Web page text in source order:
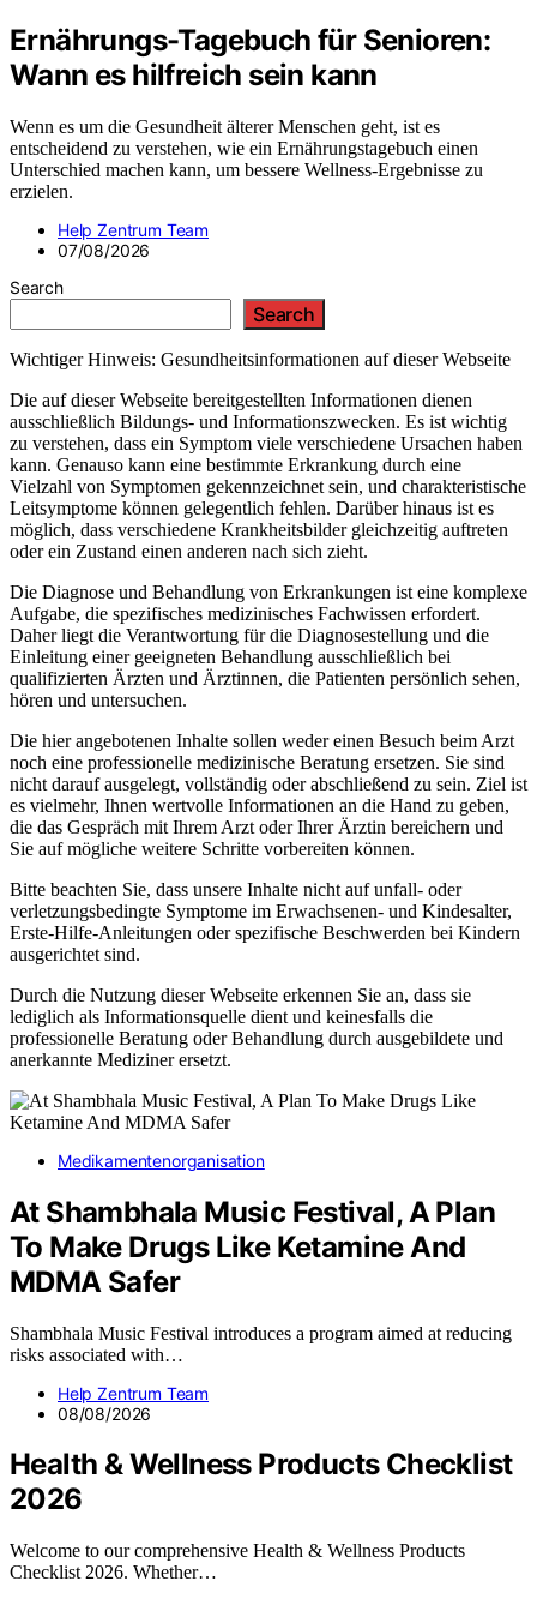
Ernährungs-Tagebuch für Senioren:
Wann es hilfreich sein kann
Wenn es um die Gesundheit älterer Menschen geht, ist es
entscheidend zu verstehen, wie ein Ernährungstagebuch einen
Unterschied machen kann, um bessere Wellness-Ergebnisse zu
erzielen.
Help Zentrum Team
07/08/2026
Search
Search
Wichtiger Hinweis: Gesundheitsinformationen auf dieser Webseite
Die auf dieser Webseite bereitgestellten Informationen dienen
ausschließlich Bildungs- und Informationszwecken. Es ist wichtig
zu verstehen, dass ein Symptom viele verschiedene Ursachen haben
kann. Genauso kann eine bestimmte Erkrankung durch eine
Vielzahl von Symptomen gekennzeichnet sein, und charakteristische
Leitsymptome können gelegentlich fehlen. Darüber hinaus ist es
möglich, dass verschiedene Krankheitsbilder gleichzeitig auftreten
oder ein Zustand einen anderen nach sich zieht.
Die Diagnose und Behandlung von Erkrankungen ist eine komplexe
Aufgabe, die spezifisches medizinisches Fachwissen erfordert.
Daher liegt die Verantwortung für die Diagnosestellung und die
Einleitung einer geeigneten Behandlung ausschließlich bei
qualifizierten Ärzten und Ärztinnen, die Patienten persönlich sehen,
hören und untersuchen.
Die hier angebotenen Inhalte sollen weder einen Besuch beim Arzt
noch eine professionelle medizinische Beratung ersetzen. Sie sind
nicht darauf ausgelegt, vollständig oder abschließend zu sein. Ziel ist
es vielmehr, Ihnen wertvolle Informationen an die Hand zu geben,
die das Gespräch mit Ihrem Arzt oder Ihrer Ärztin bereichern und
Sie auf mögliche weitere Schritte vorbereiten können.
Bitte beachten Sie, dass unsere Inhalte nicht auf unfall- oder
verletzungsbedingte Symptome im Erwachsenen- und Kindesalter,
Erste-Hilfe-Anleitungen oder spezifische Beschwerden bei Kindern
ausgerichtet sind.
Durch die Nutzung dieser Webseite erkennen Sie an, dass sie
lediglich als Informationsquelle dient und keinesfalls die
professionelle Beratung oder Behandlung durch ausgebildete und
anerkannte Mediziner ersetzt.
Medikamentenorganisation
At Shambhala Music Festival, A Plan
To Make Drugs Like Ketamine And
MDMA Safer
Shambhala Music Festival introduces a program aimed at reducing
risks associated with…
Help Zentrum Team
08/08/2026
Health & Wellness Products Checklist
2026
Welcome to our comprehensive Health & Wellness Products
Checklist 2026. Whether…